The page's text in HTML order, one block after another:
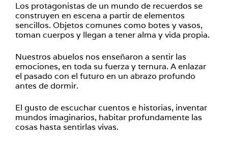
Los protagonistas de un mundo de recuerdos se
construyen en escena a partir de elementos
sencillos. Objetos comunes como botes y vasos,
toman cuerpos y llegan a tener alma y vida propia.
Nuestros abuelos nos enseñaron a sentir las
emociones, en toda su fuerza y ternura. A enlazar
el pasado con el futuro en un abrazo profundo
antes de dormir.
El gusto de escuchar cuentos e historias, inventar
mundos imaginarios, habitar profundamente las
cosas hasta sentirlas vivas.